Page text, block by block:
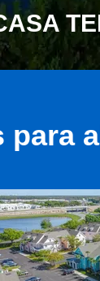
para